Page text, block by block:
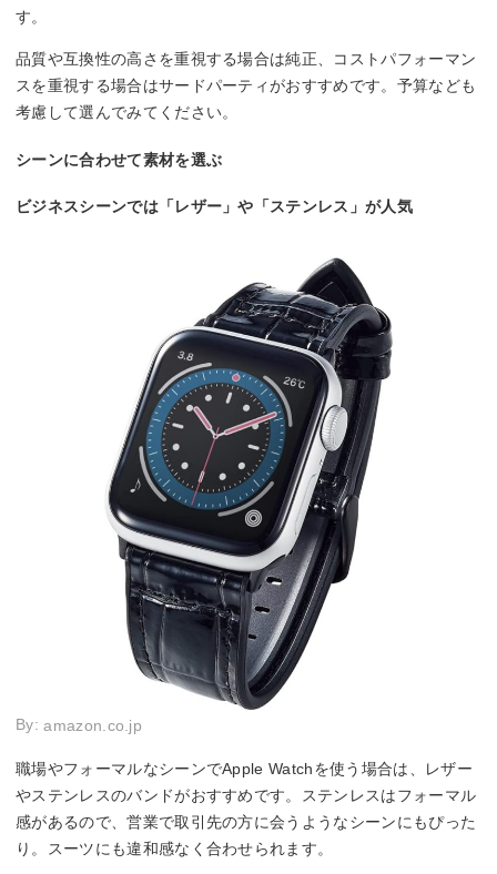
す。
品質や互換性の高さを重視する場合は純正、コストパフォーマン
スを重視する場合はサードパーティがおすすめです。予算なども
考慮して選んでみてください。
シーンに合わせて素材を選ぶ
ビジネスシーンでは「レザー」や「ステンレス」が人気
By:amazon.co.jp
職場やフォーマルなシーンでApple Watchを使う場合は、レザー
やステンレスのバンドがおすすめです。ステンレスはフォーマル
感があるので、営業で取引先の方に会うようなシーンにもぴった
り。スーツにも違和感なく合わせられます。